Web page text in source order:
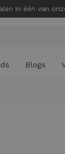
in één van onze
Blogs